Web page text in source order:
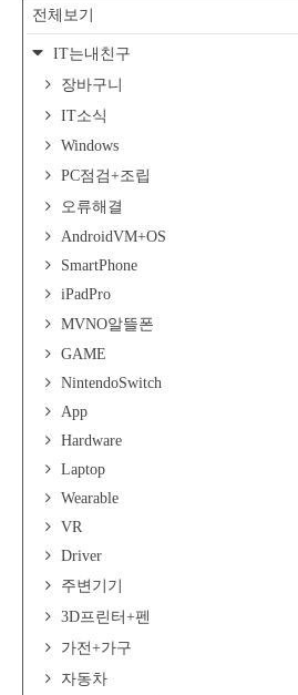
전체보기
IT는내친구
장바구니
IT소식
Windows
PC점검+조립
오류해결
AndroidVM+OS
SmartPhone
iPadPro
MVNO알뜰폰
GAME
NintendoSwitch
App
Hardware
Laptop
Wearable
VR
Driver
주변기기
3D프린터+펜
가전+가구
자동차